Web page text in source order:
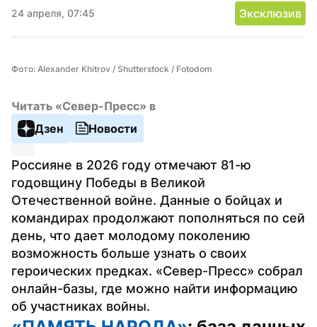
24 апреля, 07:45 Эксклюзив
Фото: Alexander Khitrov / Shutterstock / Fotodom
Читать «Север-Пресс» в
Дзен
Новости
Россияне в 2026 году отмечают 81-ю
годовщину Победы в Великой
Отечественной войне. Данные о бойцах и
командирах продолжают пополняться по сей
день, что дает молодому поколению
возможность больше узнать о своих
героических предках. «Север-Пресс» собрал
онлайн-базы, где можно найти информацию
об участниках войны.